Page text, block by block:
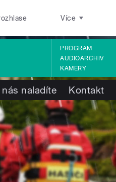
Více
PROGRAM
AUDIOARCHIV
KAMERY
nás naladíte Kontakt